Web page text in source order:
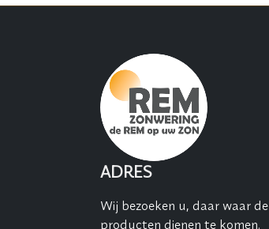
ADRES
Wij bezoeken u, daar waar de
producten dienen te komen.